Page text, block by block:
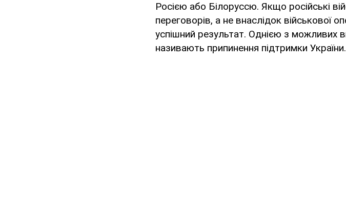
Росією або Білоруссю. Якщо російські
переговорів, а не внаслідок військової
успішний результат. Однією з можливих
називають припинення підтримки України.